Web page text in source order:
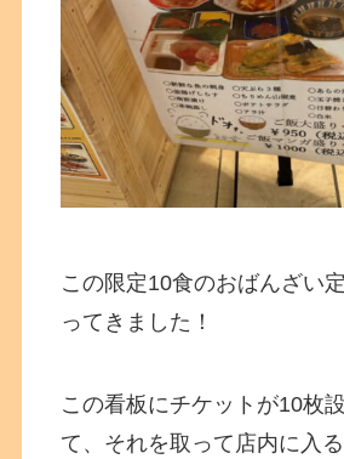
この限定10食のおばんざい
ってきました！
この看板にチケットが10枚
て、それを取って店内に入